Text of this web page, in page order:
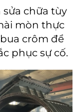
sửa chữa tùy
mòn thực
crôm để
phục sự cố.